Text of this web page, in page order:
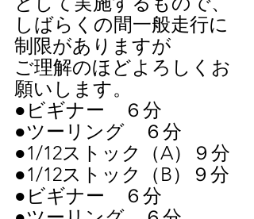
しばらくの間一般走行に
制限がありますが
ご理解のほどよろしくお
願いします。
●ビギナー　６分
●ツーリング　６分
●1/12ストック（A）９分
●1/12ストック（B）９分
●ビギナー　６分